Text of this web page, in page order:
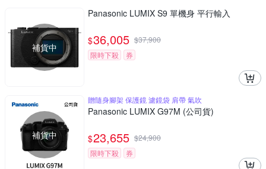
補貨中
Panasonic LUMIX S9 單機身 平行輸入
$36,005 $37,900
限時下殺
券
補貨中
贈隨身腳架 保護鏡 濾鏡袋 肩帶 氣吹
Panasonic LUMIX G97M (公司貨)
$23,655 $24,900
限時下殺
券